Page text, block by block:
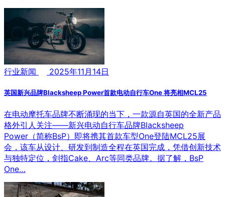
行业新闻 2025年11月14日
英国新兴品牌Blacksheep Power首款电动自行车One 将亮相MCL25
在电动摩托车品牌不断涌现的当下，一款源自英国的全新产品
格外引人关注——新兴电动自行车品牌Blacksheep
Power（简称BsP）即将携其首款车型One登陆MCL25展
会，该车从设计、研发到制造全程在英国完成，凭借创新技术
与独特定位，剑指Cake、Arc等同类品牌。据了解，BsP
One…